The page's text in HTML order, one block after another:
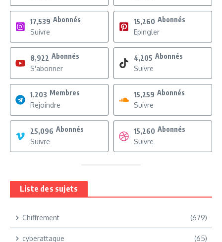
17,539 Abonnés
Suivre
15,260 Abonnés
Epingler
8,922 Abonnés
S'abonner
4,205 Abonnés
Suivre
1,203 Membres
Rejoindre
15,259 Abonnés
Suivre
25,096 Abonnés
Suivre
15,260 Abonnés
Suivre
Liste des sujets
Chiffrement (679)
cyberattaque (65)